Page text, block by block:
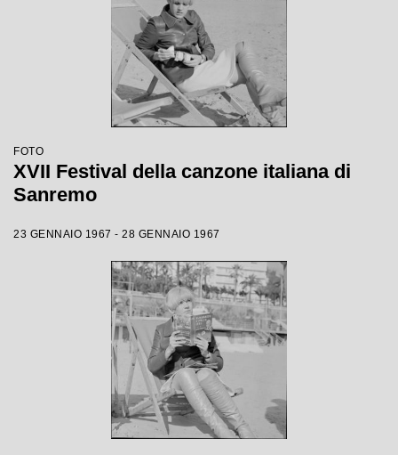
FOTO
XVII Festival della canzone italiana di
Sanremo
23 GENNAIO 1967 - 28 GENNAIO 1967